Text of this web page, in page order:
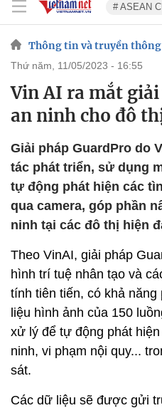
# ASEAN
Thông tin và truyền thông
thứ năm, 11/05/2023 - 16:55
Vin AI ra mắt
an ninh cho đô
Giải pháp GuardPro do
tác phát triển, sử dụng
tự động phát hiện các
qua camera, góp phần
ninh tại các đô thị hiện
Theo VinAI, giải pháp
hình trí tuệ nhân tạo và
tính tiên tiến, có khả
liệu hình ảnh của 150
xử lý để tự động phát
ninh, vi phạm nội quy...
sát.
Các dữ liệu sẽ được gửi